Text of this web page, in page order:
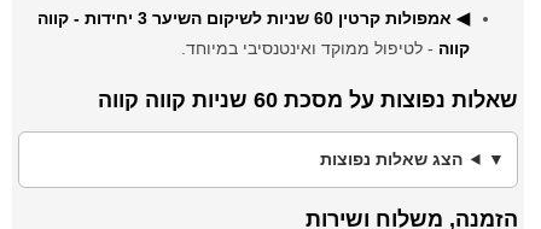
◀ אמפולות קרטין 60 שניות לשיקום השיער 3 יחידות - קווה
קווה - לטיפול ממוקד ואינטנסיבי במיוחד.
שאלות נפוצות על מסכת 60 שניות קווה קווה
הצג שאלות נפוצות
הזמנה, משלוח ושירות